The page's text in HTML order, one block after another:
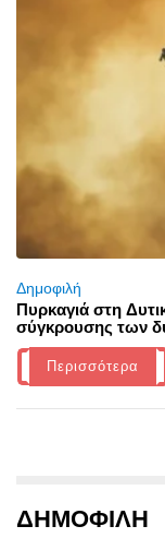
Δημοφιλή
Πυρκαγιά στη
σύγκρουσης των
Περισσότερα
ΔΗΜΟΦΙΛΗ